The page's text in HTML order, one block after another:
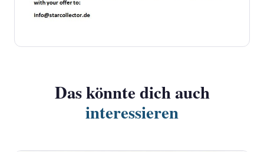
Das könnte dich auch
interessieren